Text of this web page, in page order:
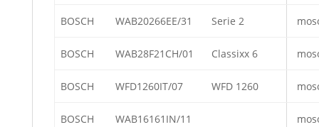
BOSCH WAB20266EE/31 Serie 2
BOSCH WAB28F21CH/01 Classixx 6
BOSCH WFD1260IT/07 WFD 1260
BOSCH WAB16161IN/11